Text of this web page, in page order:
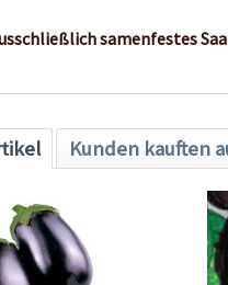
samenfestes
Kunden kauften